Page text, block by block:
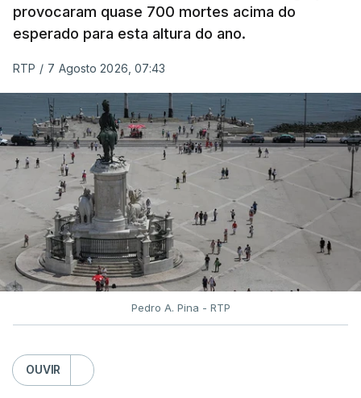
resultados.
devem sair durante a tarde.
A primeira fase de acesso ao ensino superior
terminou na quinta-feira. Mas o Governo decidiu
dar mais três dias aos cerca de 20 mil alunos que
pediram a revisão das provas.
provocaram quase 700 mortes acima do
esperado para esta altura do ano.
RTP / 7 Agosto 2026, 07:43
Pedro A. Pina - RTP
OUVIR